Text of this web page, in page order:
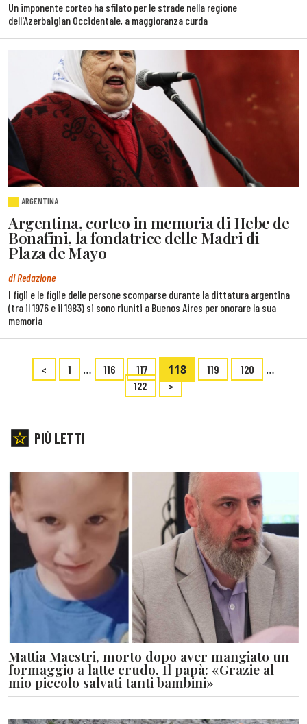
Un imponente corteo ha sfilato per le strade nella regione
dell'Azerbaigian Occidentale, a maggioranza curda
ARGENTINA
Argentina, corteo in memoria di Hebe de
Bonafini, la fondatrice delle Madri di
Plaza de Mayo
di Redazione
I figli e le figlie delle persone scomparse durante la dittatura argentina
(tra il 1976 e il 1983) si sono riuniti a Buenos Aires per onorare la sua
memoria
< 1 … 116 117 118 119 120 …
122 >
PIÙ LETTI
Mattia Maestri, morto dopo aver mangiato un
formaggio a latte crudo. Il papà: «Grazie al
mio piccolo salvati tanti bambini»